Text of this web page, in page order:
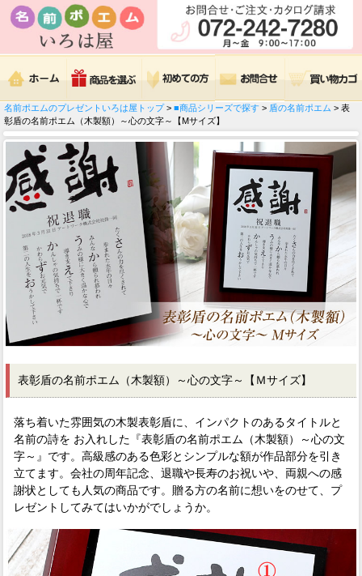
名前ポエムのプレゼントいろは屋トップ> ■商品シリーズで探す > 盾の名前ポエム > 表
彰盾の名前ポエム（木製額）～心の文字～【Mサイズ】
表彰盾の名前ポエム（木製額）～心の文字～【Ｍサイズ】
落ち着いた雰囲気の木製表彰盾に、インパクトのあるタイトルと
名前の詩を お入れした『表彰盾の名前ポエム（木製額）～心の文
字～』です。高級感のある色彩とシンプルな額が作品部分を引き
立てます。会社の周年記念、退職や長寿のお祝いや、両親への感
謝状としても人気の商品です。贈る方の名前に想いをのせて、プ
レゼントしてみてはいかがでしょうか。